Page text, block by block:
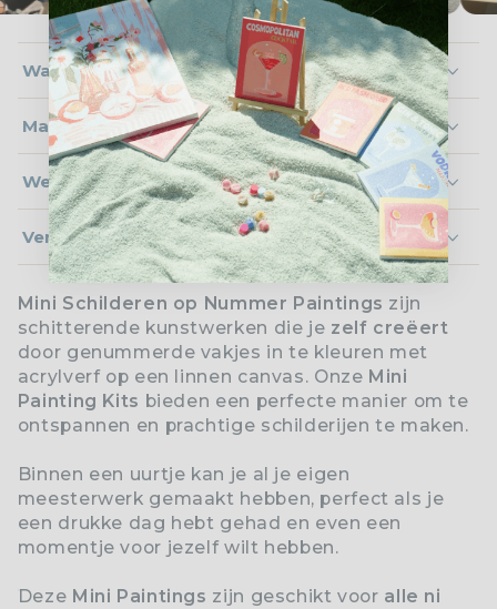
Wat zit er in je pakket?
Maat & niveau
Wel of geen frame?
Verzending
Mini Schilderen op Nummer Paintings zijn
schitterende kunstwerken die je zelf creëert
door genummerde vakjes in te kleuren met
acrylverf op een linnen canvas. Onze Mini
Painting Kits bieden een perfecte manier om te
ontspannen en prachtige schilderijen te maken.
Binnen een uurtje kan je al je eigen
meesterwerk gemaakt hebben, perfect als je
een drukke dag hebt gehad en even een
momentje voor jezelf wilt hebben.
Deze Mini Paintings zijn geschikt voor alle ni